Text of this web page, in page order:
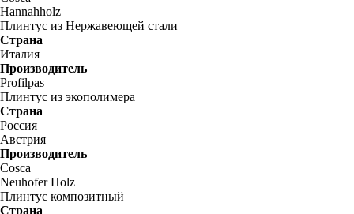
Hannahholz
Плинтус из Нержавеющей стали
Страна
Италия
Производитель
Profilpas
Плинтус из экополимера
Страна
Россия
Австрия
Производитель
Cosca
Neuhofer Holz
Плинтус композитный
Страна